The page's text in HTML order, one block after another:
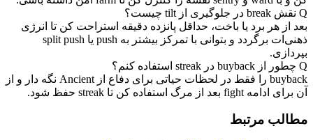
Q نقش break در جلوگیری از tilt چیست؟
بعد از هر برد یا باخت، حداقل پانزده دقیقه استراحت کن تا انرژی
ذهنی‌ات برگردد و بتوانی با تمرکز بیشتر به push یا split push
بپردازی.
Q چطور از buyback در streak استفاده کنم؟
buyback را فقط در لحظات حیاتی برای دفاع از Ancient نگه دار و از
آن برای ادامه fight بعد از مرگ استفاده کن تا streak حفظ شود.
مطالب مرتبط